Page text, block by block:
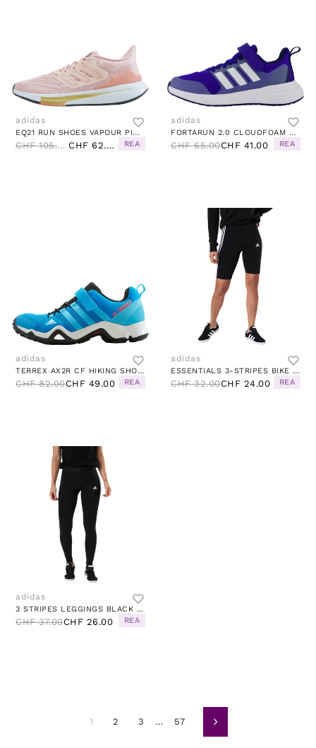
adidas
EQ21 RUN SHOES VAPOUR PINK / VAPOUR PINK / AMBIENT BLUSH
CHF 105.00 CHF 62.00 REA
adidas
FORTARUN 2.0 CLOUDFOAM ELASTIC LACE TOP STRAP SHOES LUCID BLUE / CLOUD WHITE / BLUE FUSION
CHF 65.00CHF 41.00 REA
adidas
TERREX AX2R CF HIKING SHOES BLUE RUSH / SKY RUSH / TURBO
CHF 82.00CHF 49.00 REA
adidas
ESSENTIALS 3-STRIPES BIKE SHORTS BLACK / WHITE
CHF 32.00CHF 24.00 REA
adidas
3 STRIPES LEGGINGS BLACK / WHITE
CHF 37.00CHF 26.00 REA
1 2 3 … 57 Weiter